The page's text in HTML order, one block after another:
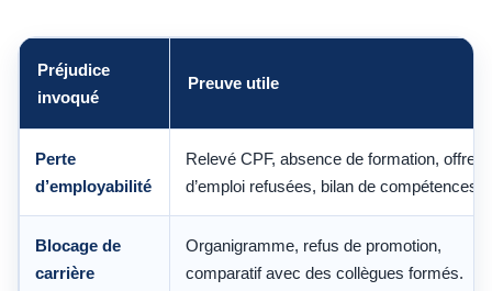
Préjudice
invoqué
Preuve utile
Perte
d’employabilité
Relevé CPF, absence de formation, offres
d’emploi refusées, bilan de compétences.
Blocage de
carrière
Organigramme, refus de promotion,
comparatif avec des collègues formés.